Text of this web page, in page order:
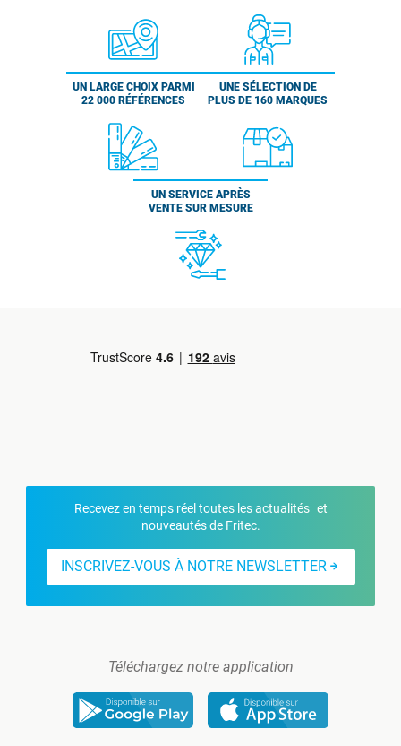
UN LARGE CHOIX PARMI
22 000 RÉFÉRENCES
UNE SÉLECTION DE
PLUS DE 160 MARQUES
UN SERVICE APRÈS
VENTE SUR MESURE
Recevez en temps réel toutes les actualités et
nouveautés de Fritec.
INSCRIVEZ-VOUS À NOTRE NEWSLETTER
Téléchargez notre application